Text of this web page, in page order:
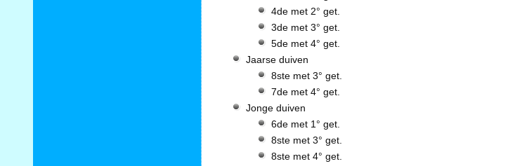
4de met 2° get.
3de met 3° get.
5de met 4° get.
Jaarse duiven
8ste met 3° get.
7de met 4° get.
Jonge duiven
6de met 1° get.
8ste met 3° get.
8ste met 4° get.